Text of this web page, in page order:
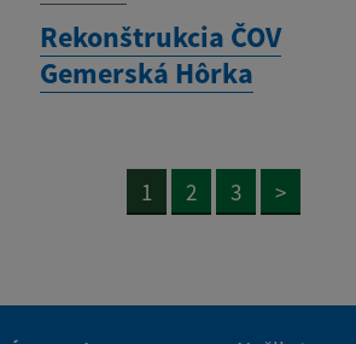
Rekonštrukcia ČOV
Gemerská Hôrka
1 2 3 >